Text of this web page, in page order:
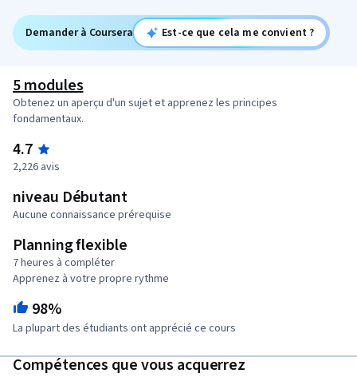
Demander à Coursera Est-ce que cela me convient ?
5 modules
Obtenez un aperçu d'un sujet et apprenez les principes
fondamentaux.
4.7
2,226 avis
niveau Débutant
Aucune connaissance prérequise
Planning flexible
7 heures à compléter
Apprenez à votre propre rythme
98%
La plupart des étudiants ont apprécié ce cours
Compétences que vous acquerrez